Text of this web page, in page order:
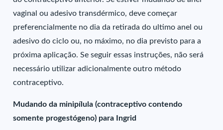
vaginal ou adesivo transdérmico, deve começar
preferencialmente no dia da retirada do ultimo anel ou
adesivo do ciclo ou, no máximo, no dia previsto para a
próxima aplicação. Se seguir essas instruções, não será
necessário utilizar adicionalmente outro método
contraceptivo.
Mudando da minipílula (contraceptivo contendo
somente progestógeno) para Ingrid